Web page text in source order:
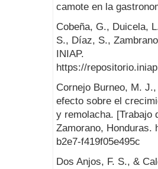
camote en la
Cobeña, G., Duicela,
S., Díaz, S.,
INIAP.
https://
Cornejo Burneo, M.
efecto sobre el
y remolacha. [Trabajo
Zamorano, Honduras.
b2e7-f419f05e495c
Dos Anjos, F. S., &